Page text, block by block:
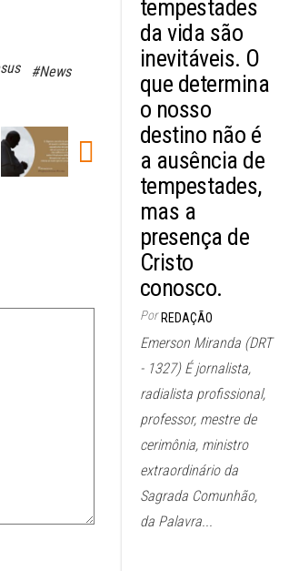
#News
tempestades
da vida são
inevitáveis. O
que determina
o nosso
destino não é
a ausência de
tempestades,
mas a
presença de
Cristo
conosco.
Por REDAÇÃO
Emerson Miranda (DRT
- 1327) É jornalista,
radialista profissional,
professor, mestre de
cerimônia, ministro
extraordinário da
Sagrada Comunhão,
da Palavra...